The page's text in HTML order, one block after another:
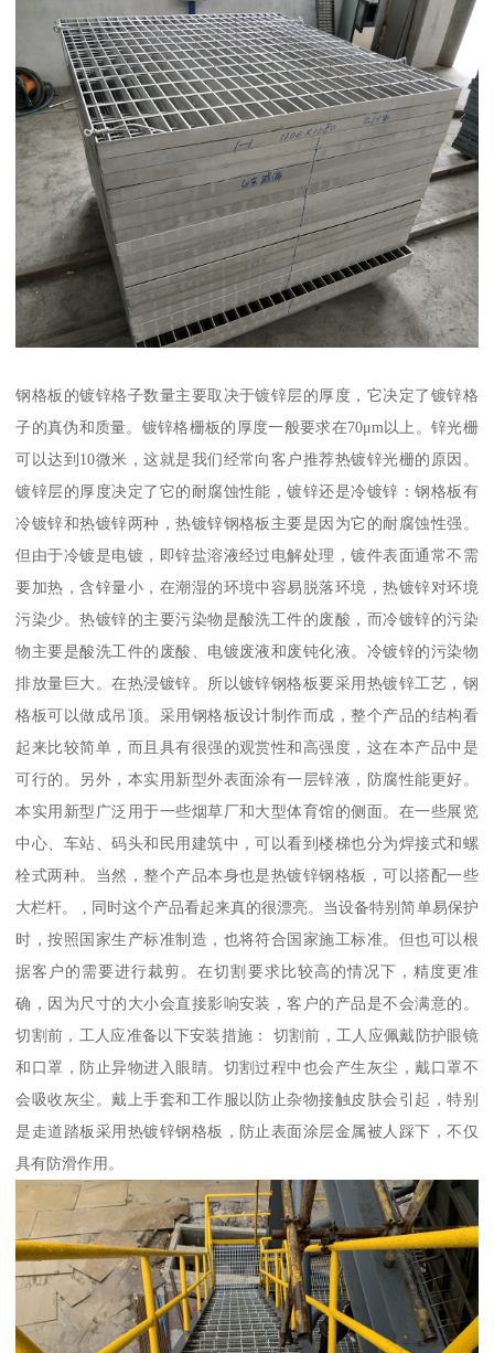
钢格板的镀锌格子数量主要取决于镀锌层的厚度，它决定了镀锌格
子的真伪和质量。镀锌格栅板的厚度一般要求在70μm以上。锌光栅
可以达到10微米，这就是我们经常向客户推荐热镀锌光栅的原因。
镀锌层的厚度决定了它的耐腐蚀性能，镀锌还是冷镀锌：钢格板有
冷镀锌和热镀锌两种，热镀锌钢格板主要是因为它的耐腐蚀性强。
但由于冷镀是电镀，即锌盐溶液经过电解处理，镀件表面通常不需
要加热，含锌量小，在潮湿的环境中容易脱落环境，热镀锌对环境
污染少。热镀锌的主要污染物是酸洗工件的废酸，而冷镀锌的污染
物主要是酸洗工件的废酸、电镀废液和废钝化液。冷镀锌的污染物
排放量巨大。在热浸镀锌。所以镀锌钢格板要采用热镀锌工艺，钢
格板可以做成吊顶。采用钢格板设计制作而成，整个产品的结构看
起来比较简单，而且具有很强的观赏性和高强度，这在本产品中是
可行的。另外，本实用新型外表面涂有一层锌液，防腐性能更好。
本实用新型广泛用于一些烟草厂和大型体育馆的侧面。在一些展览
中心、车站、码头和民用建筑中，可以看到楼梯也分为焊接式和螺
栓式两种。当然，整个产品本身也是热镀锌钢格板，可以搭配一些
大栏杆。 , 同时这个产品看起来真的很漂亮。当设备特别简单易保护
时，按照国家生产标准制造，也将符合国家施工标准。但也可以根
据客户的需要进行裁剪。在切割要求比较高的情况下，精度更准
确，因为尺寸的大小会直接影响安装，客户的产品是不会满意的。
切割前，工人应准备以下安装措施： 切割前，工人应佩戴防护眼镜
和口罩，防止异物进入眼睛。切割过程中也会产生灰尘，戴口罩不
会吸收灰尘。戴上手套和工作服以防止杂物接触皮肤会引起，特别
是走道踏板采用热镀锌钢格板，防止表面涂层金属被人踩下，不仅
具有防滑作用。